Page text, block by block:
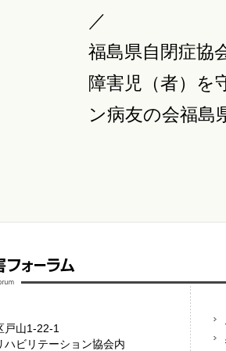
／
福島県自閉症協
障害児（者）を
ン病友の会福島
戸山1-22-1
ハビリテーション協会内